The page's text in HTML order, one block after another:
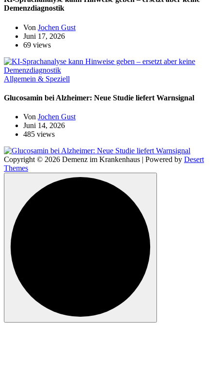
Demenzdiagnostik
Von Jochen Gust
Juni 17, 2026
69 views
Allgemein & Speziell
Glucosamin bei Alzheimer: Neue Studie liefert Warnsignal
Von Jochen Gust
Juni 14, 2026
485 views
Copyright © 2026 Demenz im Krankenhaus | Powered by Desert
Themes